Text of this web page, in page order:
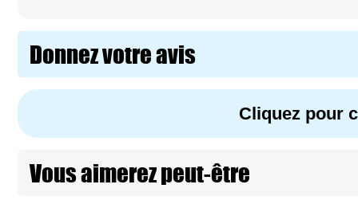
Donnez votre avis
Cliquez pour
Vous aimerez peut-être